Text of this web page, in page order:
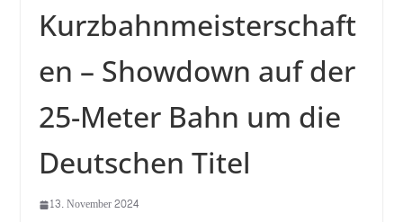
Kurzbahnmeisterschaft
en – Showdown auf der
25-Meter Bahn um die
Deutschen Titel
13. November 2024